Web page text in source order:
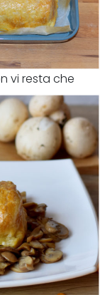
vi resta che